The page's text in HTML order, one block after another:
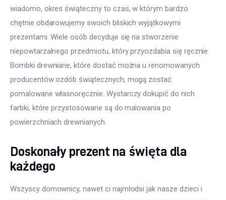
wiadomo, okres świąteczny to czas, w którym bardzo
chętnie obdarowujemy swoich bliskich wyjątkowymi
prezentami. Wiele osób decyduje się na stworzenie
niepowtarzalnego przedmiotu, który przyozdabia się ręcznie.
Bombki drewniane, które dostać można u renomowanych
producentów ozdób świątecznych, mogą zostać
pomalowane własnoręcznie. Wystarczy dokupić do nich
farbki, które przystosowane są do malowania po
powierzchniach drewnianych.
Doskonały prezent na święta dla
każdego
Wszyscy domownicy, nawet ci najmłodsi jak nasze dzieci i